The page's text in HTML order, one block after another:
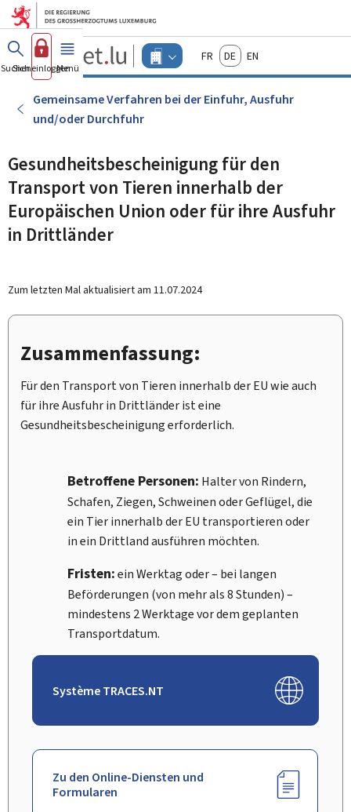
Zum Hauptmenü
Zum Inhalt
Guichet.lu
Changer
d'espace
-
Menu
FrançaisDeutschEnglish
Suchen
Sich einloggen
Menü Haupt-
Gemeinsame Verfahren bei der Einfuhr, Ausfuhr
und/oder Durchfuhr
Gesundheitsbescheinigung für den
Transport von Tieren innerhalb der
Europäischen Union oder für ihre Ausfuhr
in Drittländer
Zum letzten Mal aktualisiert am 11.07.2024
Zusammenfassung:
Für den Transport von Tieren innerhalb der EU wie auch
für ihre Ausfuhr in Drittländer ist eine
Gesundheitsbescheinigung erforderlich.
Betroffene Personen: Halter von Rindern,
Schafen, Ziegen, Schweinen oder Geflügel, die
ein Tier innerhalb der EU transportieren oder
in ein Drittland ausführen möchten.
Fristen:ein Werktag oder – bei langen
Beförderungen (von mehr als 8 Stunden) –
mindestens 2 Werktage vor dem geplanten
Transportdatum.
Système TRACES.NT
Zu den Online-Diensten und
Formularen